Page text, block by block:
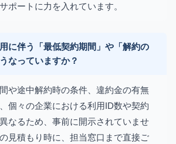
ポートに力を入れています。
に伴う「最低契約期間」や「解約の
なっていますか？
や途中解約時の条件、違約金の有無
個々の企業における利用ID数や契約
なるため、事前に開示されていませ
見積もり時に、担当窓口まで直接ご